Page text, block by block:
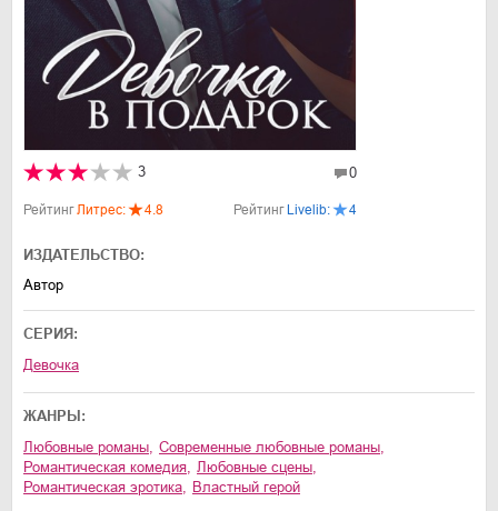
3 0
РейтингЛитрес: 4.8 Рейтинг Livelib: 4
ИЗДАТЕЛЬСТВО:
Автор
СЕРИЯ:
Девочка
ЖАНРЫ:
любовные романы, современные любовные романы,
романтическая комедия, любовные сцены,
романтическая эротика, властный герой